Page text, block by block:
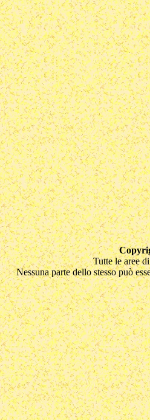
Tutte le aree
Nessuna parte dello stesso può